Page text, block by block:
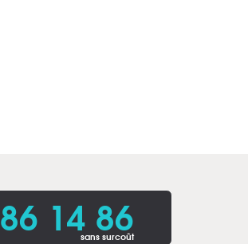
14 86
sans surcoût